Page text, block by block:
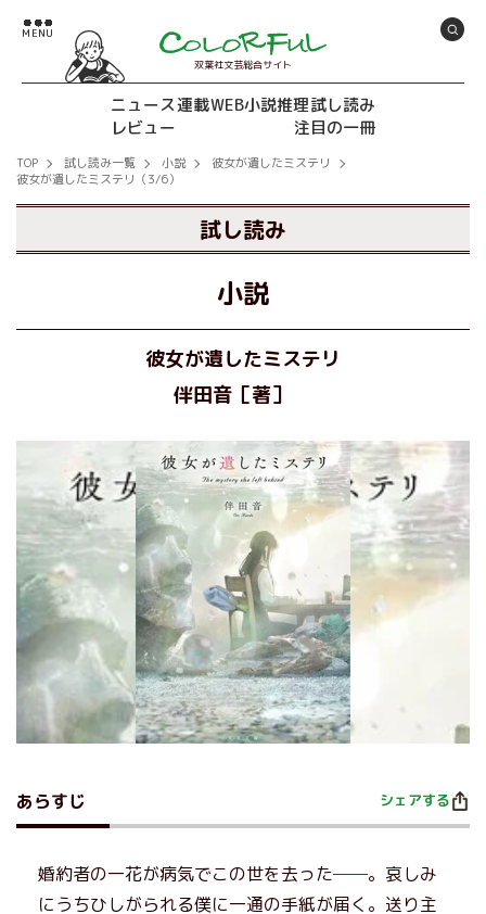
双葉社文芸総合サイト
ニュース連載WEB小説推理試し読み
レビュー
注目の一冊
TOP 試し読み一覧 小説
彼女が遺したミステリ
彼女が遺したミステリ（3/6）
試し読み
小説
彼女が遺したミステリ
伴田音［著］
あらすじ シェアする
婚約者の一花が病気でこの世を去った──。哀しみ
にうちひしがられる僕に一通の手紙が届く。送り主